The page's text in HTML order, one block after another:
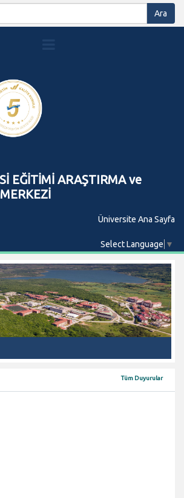
EĞİTİMİ ARAŞTIRMA ve
Üniversite Ana Sayfa
Select Language ▼
Tüm Duyurular